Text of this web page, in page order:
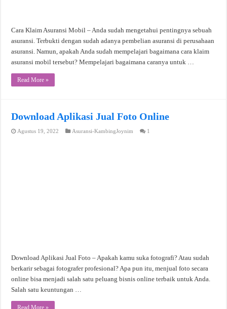
Cara Klaim Asuransi Mobil – Anda sudah mengetahui pentingnya sebuah
asuransi. Terbukti dengan sudah adanya pembelian asuransi di perusahaan
asuransi. Namun, apakah Anda sudah mempelajari bagaimana cara klaim
asuransi mobil tersebut? Mempelajari bagaimana caranya untuk …
Read More »
Download Aplikasi Jual Foto Online
Agustus 19, 2022 Asuransi-KambingJoynim 1
Download Aplikasi Jual Foto – Apakah kamu suka fotografi? Atau sudah
berkarir sebagai fotografer profesional? Apa pun itu, menjual foto secara
online bisa menjadi salah satu peluang bisnis online terbaik untuk Anda.
Salah satu keuntungan …